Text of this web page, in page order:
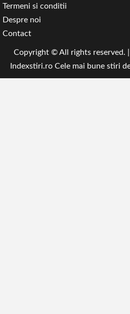
Termeni si conditii
Despre noi
Contact
Copyright © All rights reserved.
Indexstiri.ro Cele mai bune stiri